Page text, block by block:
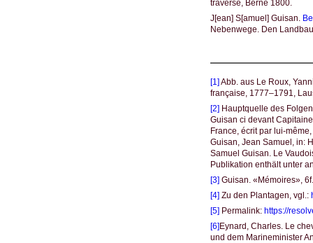
traverse, Berne 1800.
J[ean] S[amuel] Guisan.
Nebenwege. Den
[1] Abb. aus Le Roux,
française, 1777–1791,
[2] Hauptquelle des
Guisan ci devant
France, écrit par lui-
Guisan, Jean Samuel, in:
Samuel Guisan. Le
Publikation enthält unter
[3] Guisan. «Mémoires», 6f.
[4] Zu den Plantagen, vgl.:
[5] Permalink: https://
[6] Eynard, Charles. Le
und dem Marineminister